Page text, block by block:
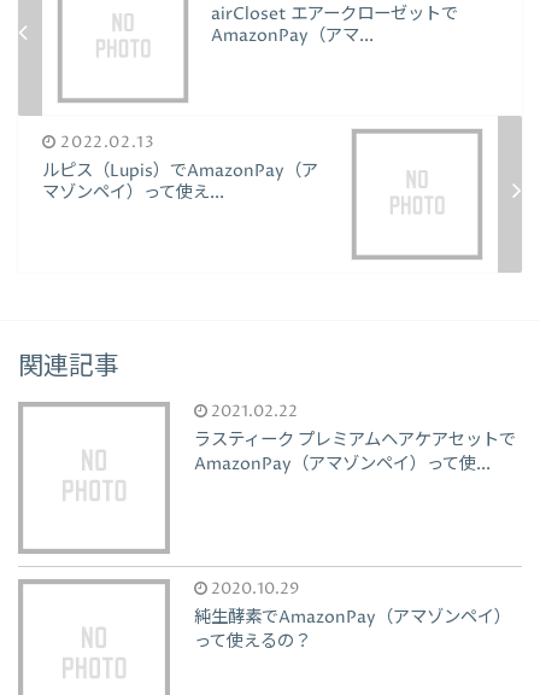
airCloset エアークローゼットで
AmazonPay（アマ...
2022.02.13
ルピス（Lupis）でAmazonPay（ア
マゾンペイ）って使え...
関連記事
2021.02.22
ラスティーク プレミアムヘアケアセットで
AmazonPay（アマゾンペイ）って使...
2020.10.29
純生酵素でAmazonPay（アマゾンペイ）
って使えるの？